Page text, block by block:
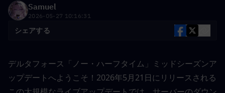
Samuel
2026-05-27 10:16:31
シェアする
デルタフォース「ノー・ハーフタイム」ミッドシーズンア
ップデートへようこそ！2026年5月21日にリリースされる